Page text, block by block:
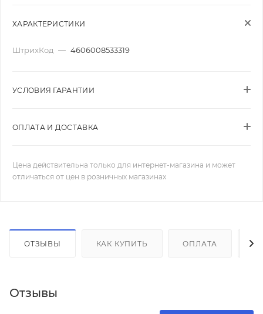
ХАРАКТЕРИСТИКИ
ШтрихКод — 4606008533319
УСЛОВИЯ ГАРАНТИИ
ОПЛАТА И ДОСТАВКА
Цена действительна только для интернет-магазина и может
отличаться от цен в розничных магазинах
ОТЗЫВЫ КАК КУПИТЬ ОПЛАТА
Отзывы